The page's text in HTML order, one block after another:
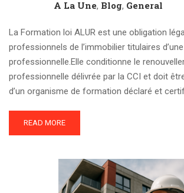
A La Une, Blog, General
La Formation loi ALUR est une obligation
professionnels de l’immobilier titulaires
professionnelle.Elle conditionne le
professionnelle délivrée par la CCI et doit
d’un organisme de formation déclaré et
READ MORE